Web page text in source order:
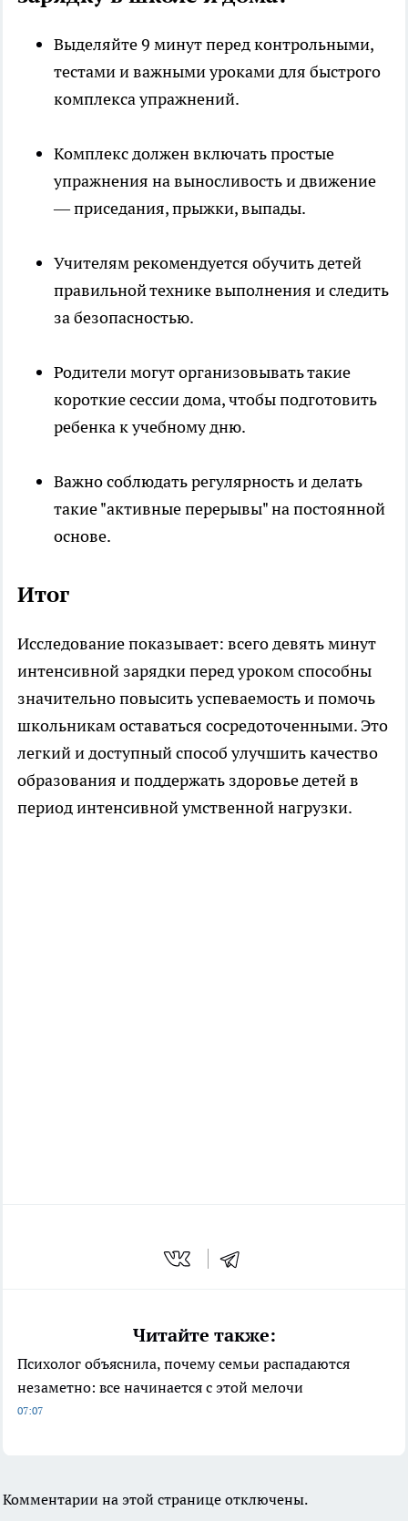
Выделяйте 9 минут перед контрольными,
тестами и важными уроками для быстрого
комплекса упражнений.
Комплекс должен включать простые
упражнения на выносливость и движение
— приседания, прыжки, выпады.
Учителям рекомендуется обучить детей
правильной технике выполнения и следить
за безопасностью.
Родители могут организовывать такие
короткие сессии дома, чтобы подготовить
ребенка к учебному дню.
Важно соблюдать регулярность и делать
такие "активные перерывы" на постоянной
основе.
Итог
Исследование показывает: всего девять минут
интенсивной зарядки перед уроком способны
значительно повысить успеваемость и помочь
школьникам оставаться сосредоточенными. Это
легкий и доступный способ улучшить качество
образования и поддержать здоровье детей в
период интенсивной умственной нагрузки.
Читайте также:
Психолог объяснила, почему семьи распадаются
незаметно: все начинается с этой мелочи
07:07
Комментарии на этой странице отключены.